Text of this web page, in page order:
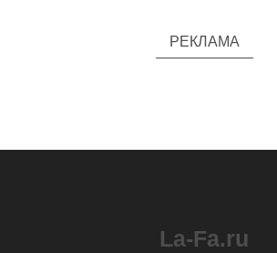
РЕКЛАМА
La-Fa.ru